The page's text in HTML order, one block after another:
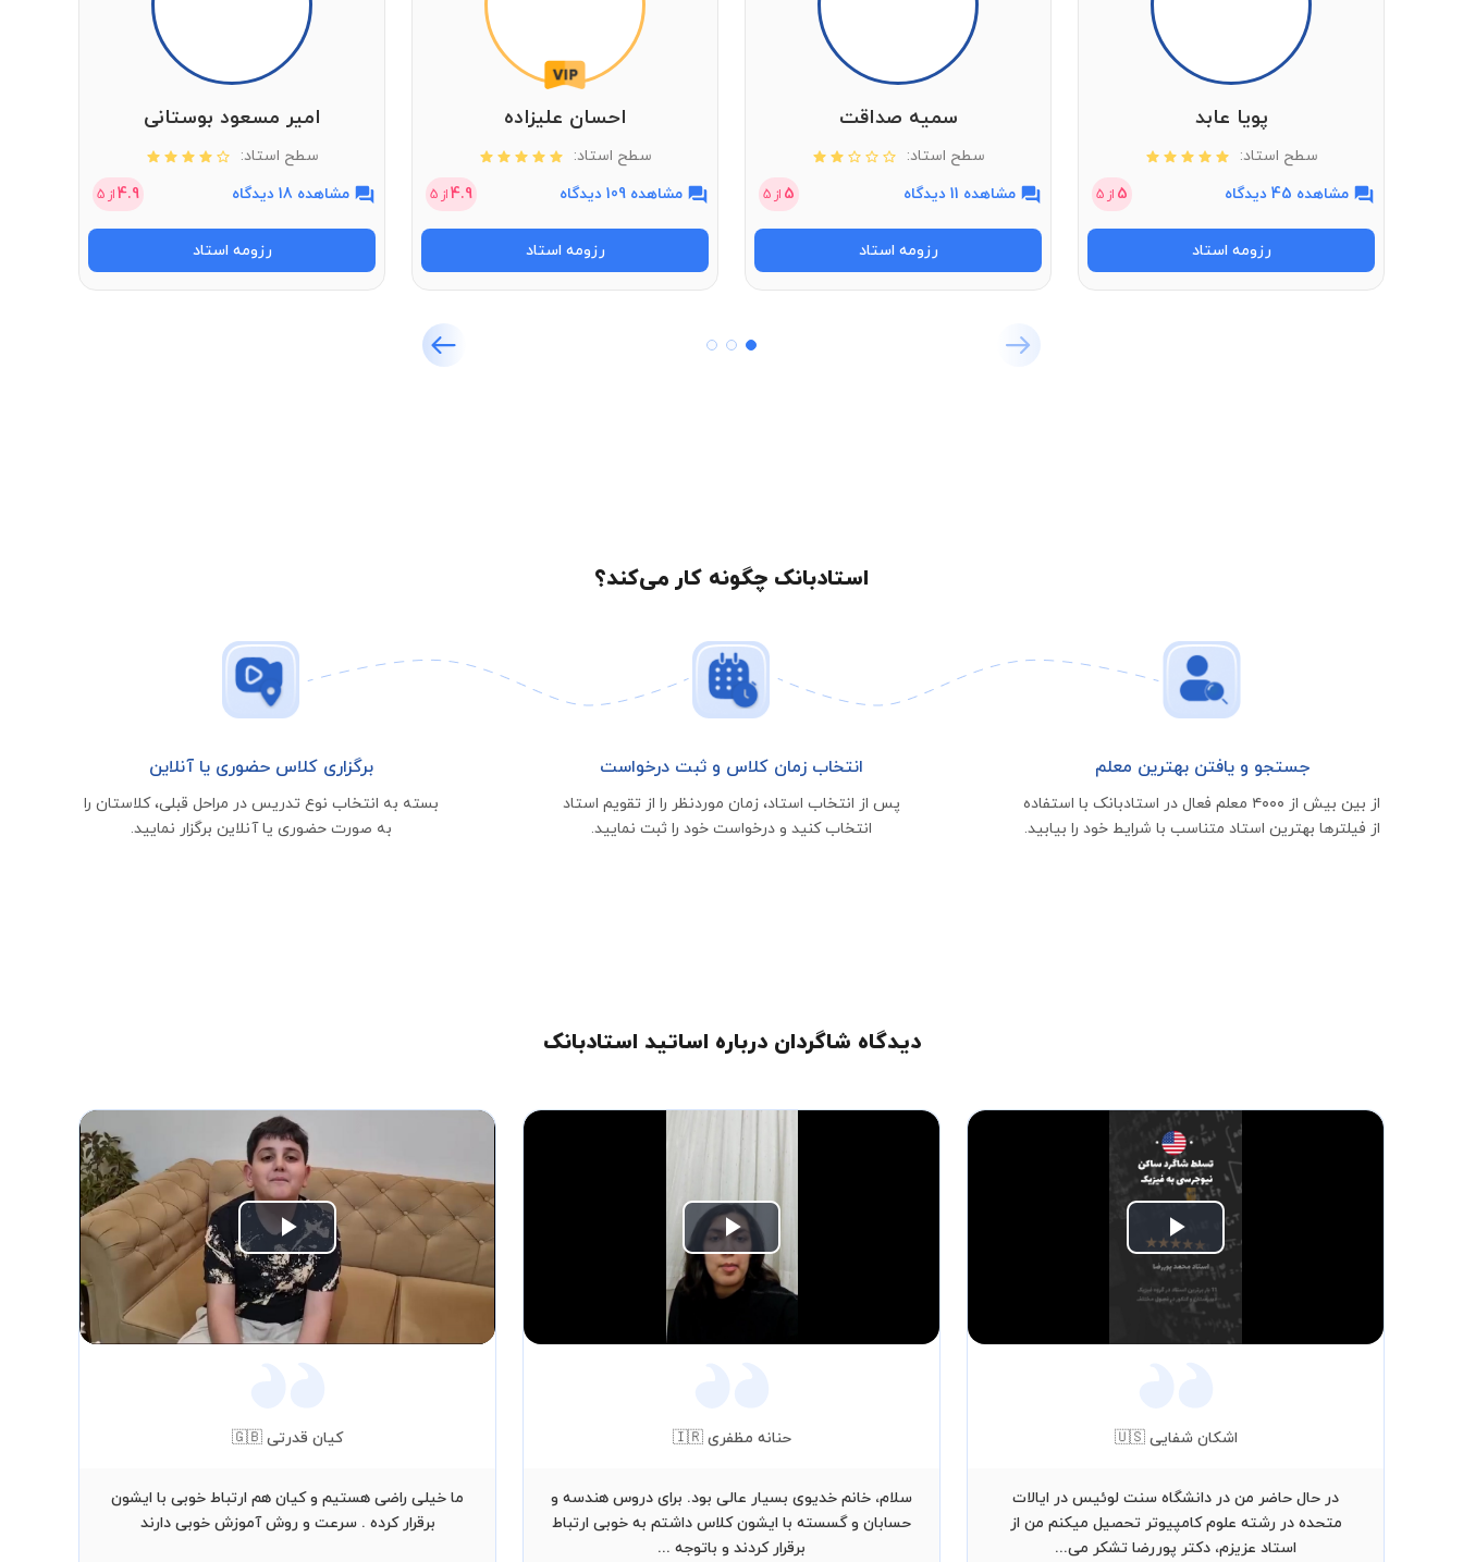
پویا عابد
سطح استاد:
مشاهده 45 دیدگاه
5 از 5
رزومه استاد
سمیه صداقت
سطح استاد:
مشاهده 11 دیدگاه
5 از 5
رزومه استاد
احسان علیزاده
سطح استاد:
مشاهده 109 دیدگاه
4.9از 5
رزومه استاد
امیر مسعود بوستانی
سطح استاد:
مشاهده 18 دیدگاه
4.9از 5
رزومه استاد
استادبانک چگونه کار می‌کند؟
جستجو و یافتن بهترین معلم
از بین بیش از ۴۰۰۰ معلم فعال در استادبانک با استفاده
از فیلتر‌ها بهترین استاد متناسب با شرایط خود را بیابید.
انتخاب زمان کلاس و ثبت درخواست
پس از انتخاب استاد، زمان موردنظر را از تقویم استاد
انتخاب کنید و درخواست خود را ثبت نمایید.
برگزاری کلاس حضوری یا آنلاین
بسته به انتخاب نوع تدریس در مراحل قبلی، کلاستان را
به صورت حضوری یا آنلاین برگزار نمایید.
دیدگاه شاگردان درباره اساتید استادبانک
Play
Video
اشکان شفایی 🇺🇸
در حال حاضر من در دانشگاه سنت لوئیس در ایالات
متحده در رشته علوم کامپیوتر تحصیل میکنم من از
استاد عزیزم، دکتر پوررضا تشکر می...
Play
Video
حنانه مظفری 🇮🇷
سلام، خانم خدیوی بسیار عالی بود. برای دروس هندسه و
حسابان و گسسته با ایشون کلاس داشتم به خوبی ارتباط
برقرار کردند و باتوجه ...
Play
Video
کیان قدرتی 🇬🇧
ما خیلی راضی هستیم و کیان هم ارتباط خوبی با ایشون
برقرار کرده . سرعت و روش آموزش خوبی دارند